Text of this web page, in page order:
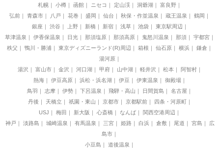
札幌 小樽 函館 ニセコ 定山渓 洞爺湖
富良野
弘前
青森市 八戸 花巻 盛岡 仙台 秋保・作並温泉 蔵王温泉
鶴岡
銀座
渋谷 上野 新橋 新宿 浅草 池袋
東京駅周辺
草津温泉
伊香保温泉 日光 那須塩原 那須高原 鬼怒川温泉 那須
宇都宮
秩父
鴨川・勝浦 東京ディズニーランド(R)周辺 箱根 仙石原 横浜
鎌倉
湯河原
湯沢
富山市 金沢 河口湖 甲府 山中湖 軽井沢 松本
阿智村
熱海
伊豆高原 浜松・浜名湖 伊豆 伊東温泉
御殿場
鳥羽
志摩 伊勢 下呂温泉 飛騨・高山 日間賀島
名古屋
丹後
天橋立 祇園・東山 京都市 京都駅前
四条・河原町
USJ
梅田 新大阪 心斎橋 なんば
関西空港周辺
神戸
淡路島 城崎温泉 有馬温泉 三宮 姫路 白浜 倉敷 尾道 宮島
広
島市
小豆島
道後温泉